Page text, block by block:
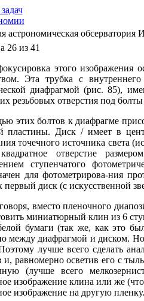
астрономическая обсерватория
26 из 41
этого изображения
Эта трубка с
диафрагмой (рис. 85),
резьбовых отверстия под
этих болтов к диафрагме
пластины. Диск / имеет в
точечного источника света
отверстие
ступенчатого
для фотометрирова-ния
первый диск (с искусственной
вместо пленочного
миниатюрный клин из 6
бумаги (так же, как это
между диафрагмой и диском.
Поэтому лучше всего
и, равномерно осветив его с
(лучше всего
изображение клина или же
изображение на другую пленку.